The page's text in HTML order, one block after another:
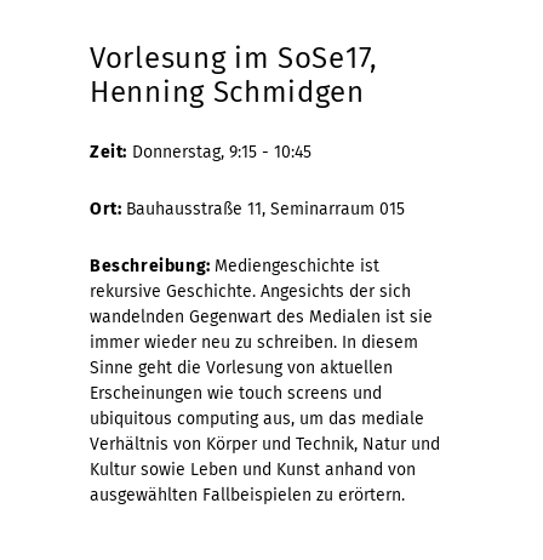
Vorlesung im SoSe17,
Henning Schmidgen
Zeit: Donnerstag, 9:15 - 10:45
Ort: Bauhausstraße 11, Seminarraum 015
Beschreibung: Mediengeschichte ist
rekursive Geschichte. Angesichts der sich
wandelnden Gegenwart des Medialen ist sie
immer wieder neu zu schreiben. In diesem
Sinne geht die Vorlesung von aktuellen
Erscheinungen wie touch screens und
ubiquitous computing aus, um das mediale
Verhältnis von Körper und Technik, Natur und
Kultur sowie Leben und Kunst anhand von
ausgewählten Fallbeispielen zu erörtern.